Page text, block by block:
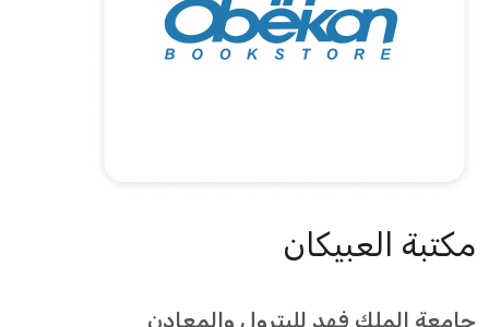
مكتبة العبيكان
جامعة الملك فهد للبترول والمعادن